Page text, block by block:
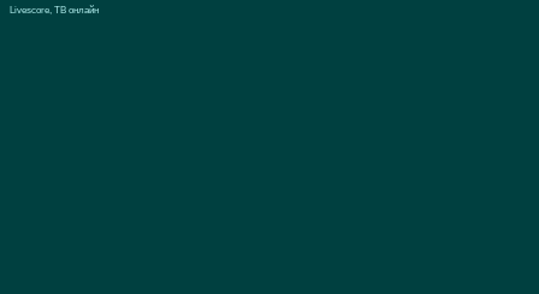
Livescore, ТВ онлайн